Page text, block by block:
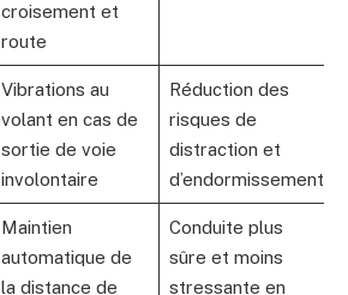
croisement et
route
Vibrations au
volant en cas de
sortie de voie
involontaire
Réduction des
risques de
distraction et
d’endormissement
Maintien
automatique de
la distance de
Conduite plus
sûre et moins
stressante en